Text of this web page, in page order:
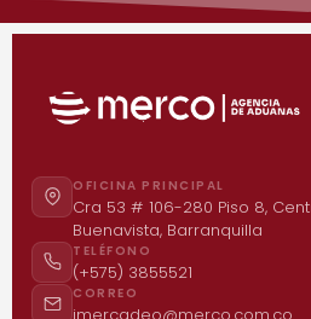
OFICINA PRINCIPAL
Cra 53 # 106-280 Piso 8,
Buenavista, Barranquilla
TELÉFONO
(+575) 3855521
CORREO